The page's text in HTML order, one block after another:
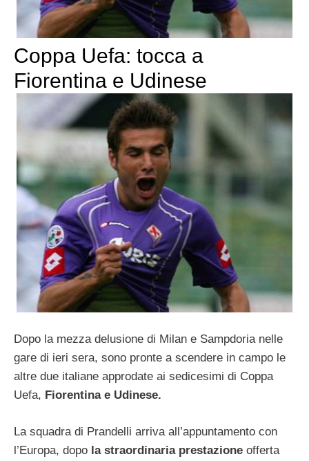
Coppa Uefa: tocca a
Fiorentina e Udinese
Dopo la mezza delusione di Milan e Sampdoria nelle
gare di ieri sera, sono pronte a scendere in campo le
altre due italiane approdate ai sedicesimi di Coppa
Uefa, Fiorentina e Udinese.
La squadra di Prandelli arriva all’appuntamento con
l’Europa, dopo la straordinaria prestazione offerta